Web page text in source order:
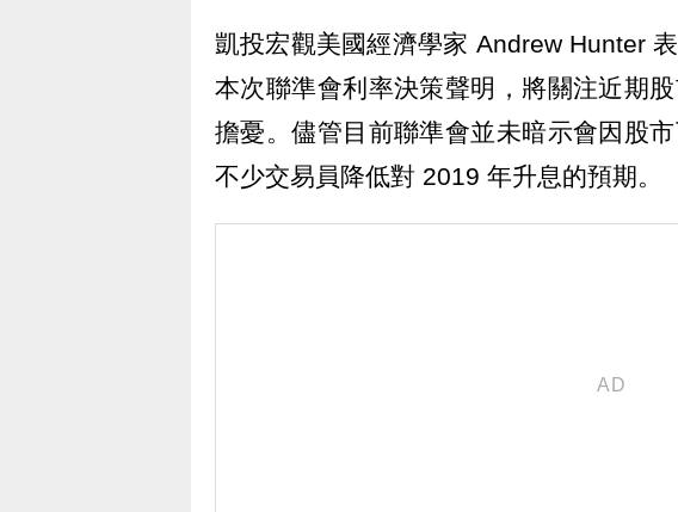
凱投宏觀美國經濟學家 Andrew Hunter
本次聯準會利率決策聲明，將關注近期
擔憂。儘管目前聯準會並未暗示會因股
不少交易員降低對 2019 年升息的預期。